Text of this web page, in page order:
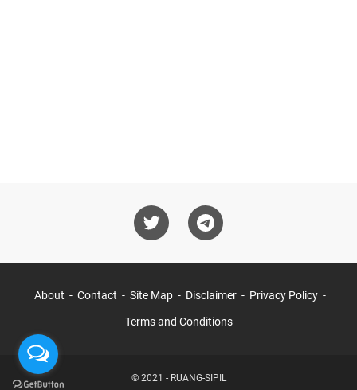
About Contact Site Map Disclaimer Privacy Policy
Terms and Conditions
© 2021 - RUANG-SIPIL